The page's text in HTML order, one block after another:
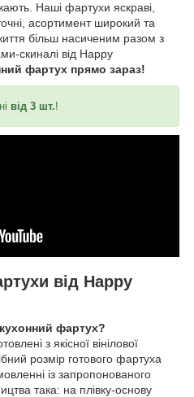
Наші фартухи яскраві,
асортимент широкий та
більш насиченим разом з
скиналі від Happy
фартух прямо зараз!
від 3 шт.!
від Happy
фартух?
з якісної вінілової
розмір готового фартуха
із запропонованого
така: на плівку-основу